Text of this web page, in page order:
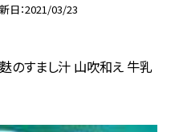
日 2021/03/23
のすまし汁 山吹和え 牛乳